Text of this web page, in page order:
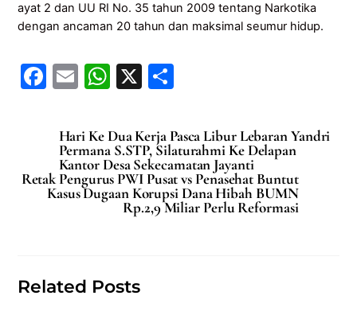
ayat 2 dan UU RI No. 35 tahun 2009 tentang Narkotika
dengan ancaman 20 tahun dan maksimal seumur hidup.
F
c
e
b
o
E
ai
l
W
at
s
A
p
X
ar
e
Hari Ke Dua Kerja Pasca Libur Lebaran Yandri
Permana S.STP, Silaturahmi Ke Delapan
Kantor Desa Sekecamatan Jayanti
Retak Pengurus PWI Pusat vs Penasehat Buntut
Kasus Dugaan Korupsi Dana Hibah BUMN
Rp.2,9 Miliar Perlu Reformasi
Related Posts